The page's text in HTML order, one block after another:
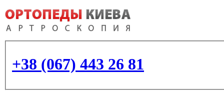
+38 (067) 443 26 81